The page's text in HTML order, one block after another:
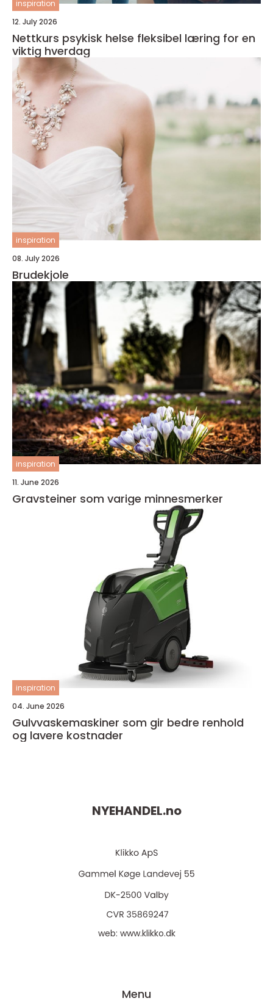
inspiration
12. July 2026
Nettkurs psykisk helse fleksibel læring for en
viktig hverdag
inspiration
08. July 2026
Brudekjole
inspiration
11. June 2026
Gravsteiner som varige minnesmerker
inspiration
04. June 2026
Gulvvaskemaskiner som gir bedre renhold
og lavere kostnader
NYEHANDEL.no
web: www.klikko.dk
Menu